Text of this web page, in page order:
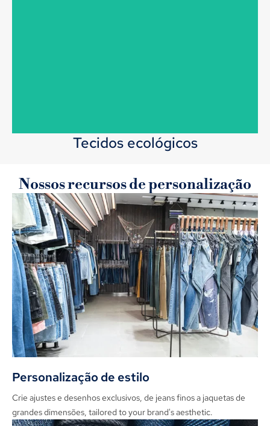
Usamos sustentável, Tecidos ecológicos e métodos de
produção com eficiência energética, apoiando uma
indústria de moda mais verde.
Tecidos ecológicos
Nossos recursos de personalização
Personalização de estilo
Crie ajustes e desenhos exclusivos, de jeans finos a jaquetas de
grandes dimensões, tailored to your brand's aesthetic.